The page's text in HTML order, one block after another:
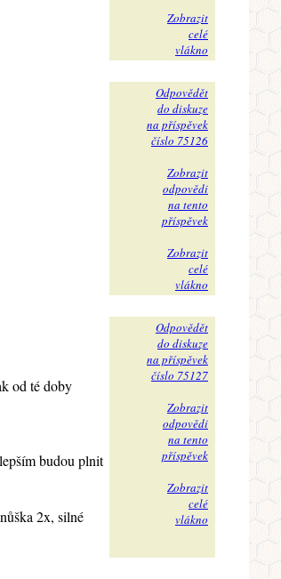
Zobrazit
celé
vlákno
Odpovědět
do diskuze
na příspěvek
číslo 75126
Zobrazit
odpovědi
na tento
příspěvek
Zobrazit
celé
vlákno
od té doby
budou plnit
2x, silné
Odpovědět
do diskuze
na příspěvek
číslo 75127
Zobrazit
odpovědi
na tento
příspěvek
Zobrazit
celé
vlákno